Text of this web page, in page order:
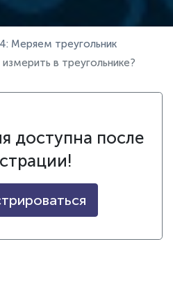
Меряем треугольник
в треугольнике?
доступна после